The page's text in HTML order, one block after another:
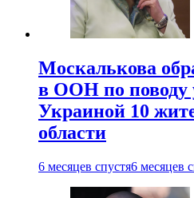
Москалькова
в ООН по поводу
Украиной 10
области
6 месяцев спустя6 месяцев